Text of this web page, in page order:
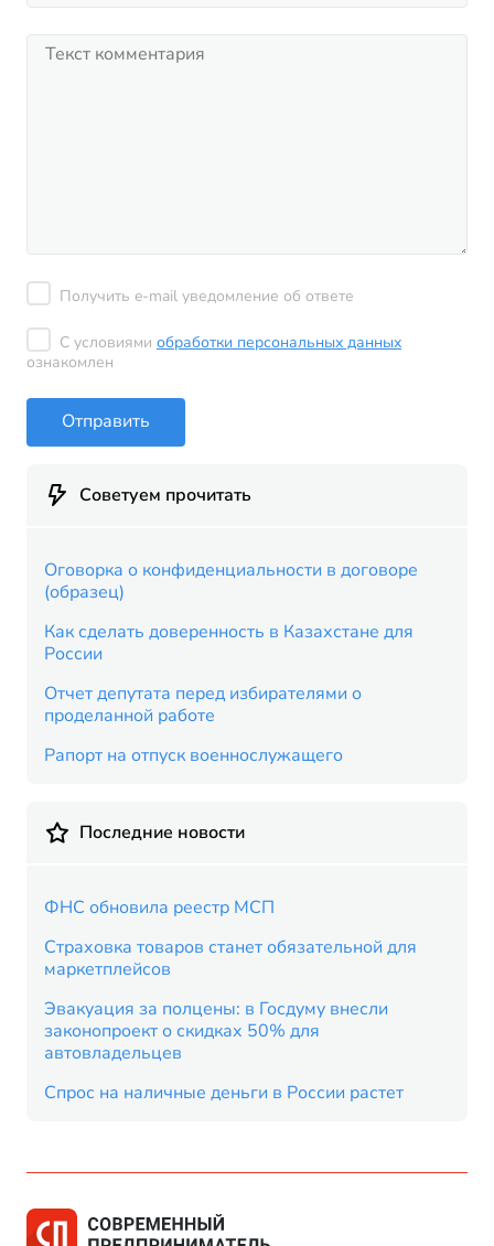
Получить e-mail уведомление об ответе
С условиями обработки персональных данных
ознакомлен
Отправить
Советуем прочитать
Оговорка о конфиденциальности в договоре
(образец)
Как сделать доверенность в Казахстане для
России
Отчет депутата перед избирателями о
проделанной работе
Рапорт на отпуск военнослужащего
Последние новости
ФНС обновила реестр МСП
Страховка товаров станет обязательной для
маркетплейсов
Эвакуация за полцены: в Госдуму внесли
законопроект о скидках 50% для
автовладельцев
Спрос на наличные деньги в России растет